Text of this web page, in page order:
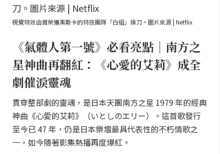
視覺特效由曾榮獲奧斯卡的特技團隊「白組」操刀。圖片來源 | Netflix
《氣體人第一號》必看亮點｜南方之
星神曲再翻紅：《心愛的艾莉》成全
劇催淚靈魂
貫穿整部劇的靈魂，是日本天團南方之星 1979 年的經典
神曲《心愛的艾莉》（いとしのエリー）。這首歌發行
至今已 47 年，仍是日本樂壇最具代表性的不朽情歌之
一，如今隨著影集熱播再度爆紅。